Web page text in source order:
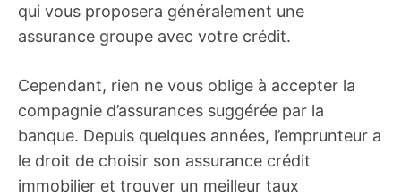
qui vous proposera généralement une
assurance groupe avec votre crédit.
Cependant, rien ne vous oblige à accepter la
compagnie d’assurances suggérée par la
banque. Depuis quelques années, l’emprunteur a
le droit de choisir son assurance crédit
immobilier et trouver un meilleur taux